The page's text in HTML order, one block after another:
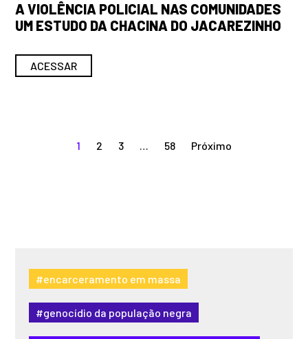
A VIOLÊNCIA POLICIAL NAS COMUNIDADES
UM ESTUDO DA CHACINA DO JACAREZINHO
ACESSAR
1 2 3 … 58 Próximo
#encarceramento em massa
#genocídio da população negra